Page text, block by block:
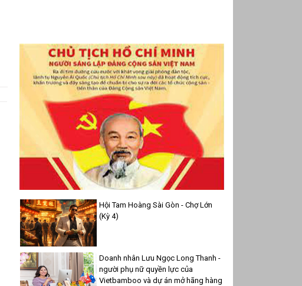
Hội Tam Hoàng Sài Gòn - Chợ Lớn
(Kỳ 4)
Doanh nhân Lưu Ngọc Long Thanh -
người phụ nữ quyền lực của
Vietbamboo và dự án mở hãng hàng